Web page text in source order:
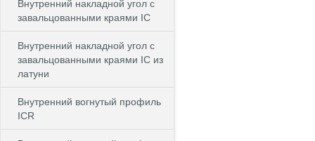
Внутренний накладной угол с
завальцованными краями IC
Внутренний накладной угол с
завальцованными краями IC из
латуни
Внутренний вогнутый профиль
ICR